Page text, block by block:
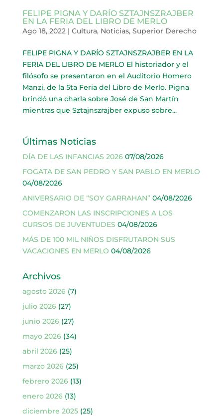
FELIPE PIGNA Y DARÍO SZTAJNSZRAJBER
EN LA FERIA DEL LIBRO DE MERLO
Ago 18, 2022 | Cultura, Noticias, Superior Derecho
FELIPE PIGNA Y DARÍO SZTAJNSZRAJBER EN LA
FERIA DEL LIBRO DE MERLO El historiador y el
filósofo se presentaron en el Auditorio Homero
Manzi, de la 5ta Feria del Libro de Merlo. Pigna
brindó una charla sobre José de San Martín
mientras que Sztajnszrajber expuso sobre...
Últimas Noticias
DÍA DE LAS INFANCIAS 2026 07/08/2026
FOGATA DE SAN PEDRO Y SAN PABLO EN MERLO
04/08/2026
ANIVERSARIO DE “SOY GARRAHAN” 04/08/2026
COMENZARON LAS INSCRIPCIONES A LOS
CURSOS DE JUVENTUDES 04/08/2026
MÁS DE 100 MIL NIÑOS DISFRUTARON SUS
VACACIONES EN MERLO 04/08/2026
Archivos
agosto 2026(7)
julio 2026(27)
junio 2026(27)
mayo 2026(34)
abril 2026(25)
marzo 2026(25)
febrero 2026(13)
enero 2026(13)
diciembre 2025(25)